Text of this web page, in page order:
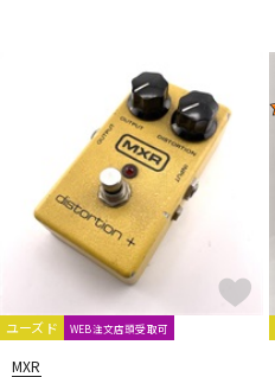
ユーズド WEB注文店頭受取可
MXR